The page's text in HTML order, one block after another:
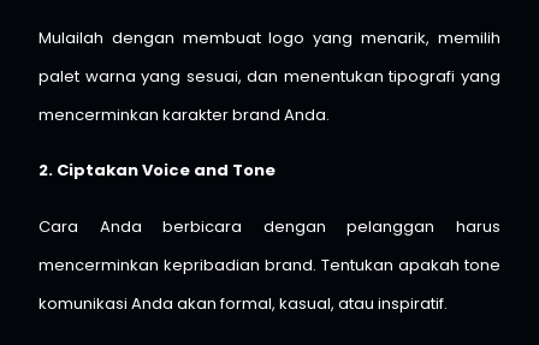
Mulailah dengan membuat logo yang menarik, memilih
palet warna yang sesuai, dan menentukan tipografi yang
mencerminkan karakter brand Anda.
2. Ciptakan Voice and Tone
Cara Anda berbicara dengan pelanggan harus
mencerminkan kepribadian brand. Tentukan apakah tone
komunikasi Anda akan formal, kasual, atau inspiratif.